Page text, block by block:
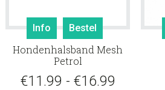
Info Bestel
Dit
heeft
variaties.
Hondenhalsband Mesh
Petrol
€11.99 - €16.99